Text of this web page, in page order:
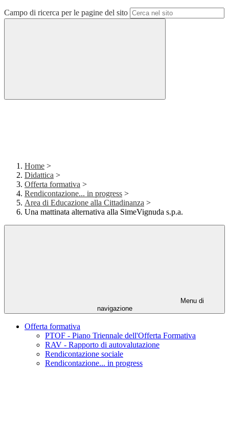
Campo di ricerca per le pagine del sito
Home >
Didattica >
Offerta formativa >
Rendicontazione... in progress >
Area di Educazione alla Cittadinanza >
Una mattinata alternativa alla SimeVignuda s.p.a.
Menu di
navigazione
Offerta formativa
PTOF - Piano Triennale dell'Offerta Formativa
RAV - Rapporto di autovalutazione
Rendicontazione sociale
Rendicontazione... in progress